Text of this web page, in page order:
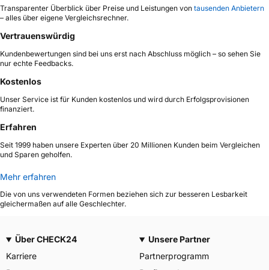
Transparenter Überblick über Preise und Leistungen von tausenden Anbietern
– alles über eigene Vergleichsrechner.
Vertrauenswürdig
Kundenbewertungen sind bei uns erst nach Abschluss möglich – so sehen Sie
nur echte Feedbacks.
Kostenlos
Unser Service ist für Kunden kostenlos und wird durch Erfolgsprovisionen
finanziert.
Erfahren
Seit 1999 haben unsere Experten über 20 Millionen Kunden beim Vergleichen
und Sparen geholfen.
Mehr erfahren
Die von uns verwendeten Formen beziehen sich zur besseren Lesbarkeit
gleichermaßen auf alle Geschlechter.
Über CHECK24
Karriere
Unsere Partner
Partnerprogramm